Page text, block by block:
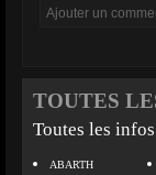
TOUTES
Toutes les
ABARTH